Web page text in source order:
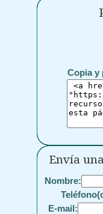
Copia y
Envía
Nombre:
E-mail: